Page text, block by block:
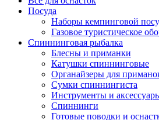
Посуда
Наборы кемпинговой
Газовое туристическое
Спиннинговая рыбалка
Блесны и приманки
Катушки спиннинговые
Органайзеры для
Сумки спиннингиста
Инструменты и
Спиннинги
Готовые поводки и